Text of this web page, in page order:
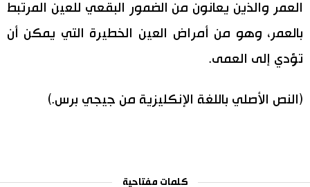
العمر والذين يعانون من الضمور البقعي للعين المرتبط
بالعمر، وهو من أمراض العين الخطيرة التي يمكن أن
تؤدي إلى العمى.
(النص الأصلي باللغة الإنكليزية من جيجي برس.)
كلمات مفتاحية